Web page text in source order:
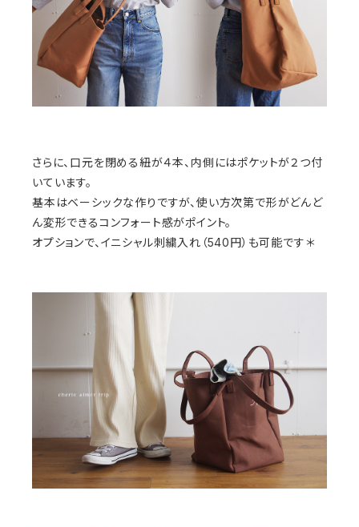
さらに、口元を閉める紐が４本、内側にはポケットが２つ付
いています。
基本はベーシックな作りですが、使い方次第で形がどんど
ん変形できるコンフォート感がポイント。
オプションで、イニシャル刺繍入れ（540円）も可能です＊